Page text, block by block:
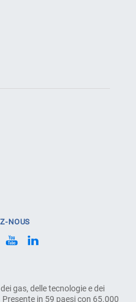
gas, delle tecnologie e dei
in 59 paesi con 65.000
NOUS